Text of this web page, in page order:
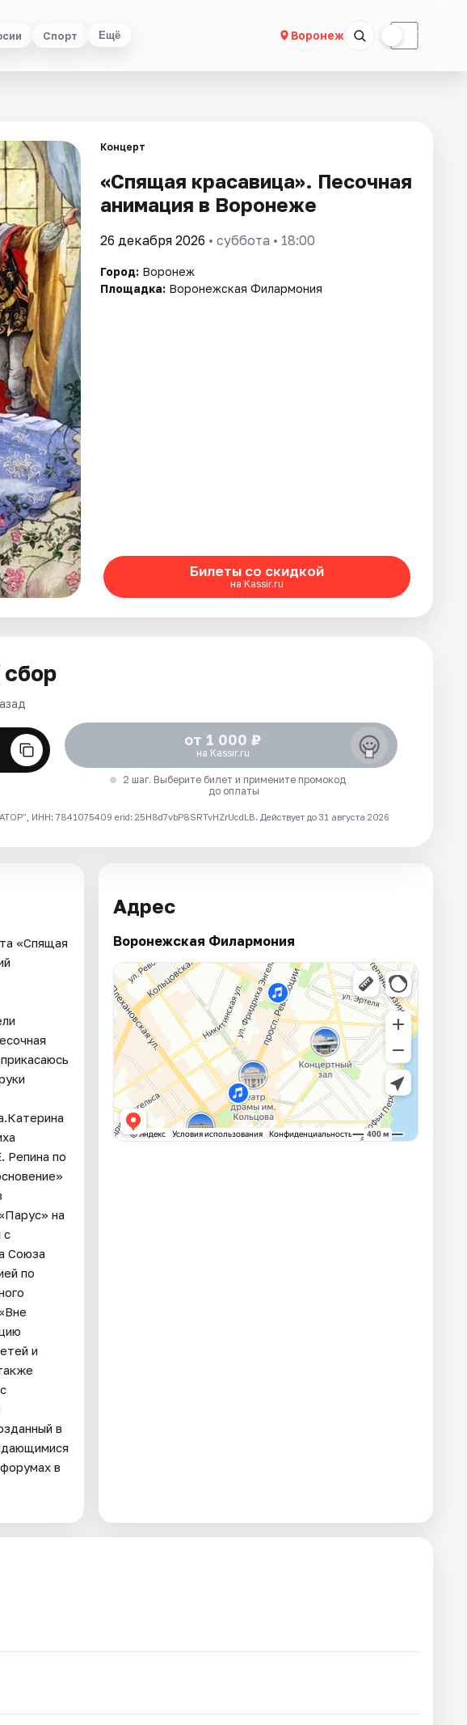
Спорт Ещё Воронеж ☾
Концерт
«Спящая красавица». Песочная
анимация в Воронеже
26 декабря 2026 • суббота • 18:00
Город: Воронеж
Площадка: Воронежская Филармония
Билеты со скидкой
на Kassir.ru
от 1 000 ₽
на Kassir.ru
2 шаг. Выберите билет и примените промокод
до оплаты
ИНН: 7841075409 erid: 25H8d7vbP8SRTvHZrUcdLB. Действует до 31 августа 2026
«Спящая
Репина по
на
с
Союза
по
и
в
в
Адрес
Воронежская Филармония